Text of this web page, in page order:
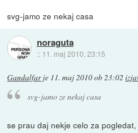
svg-jamo ze nekaj casa
noraguta
:: 11. maj 2010, 23:15
Gandalfarje 11. maj 2010 ob 23:02
svg-jamo ze nekaj casa
se prau daj nekje celo za